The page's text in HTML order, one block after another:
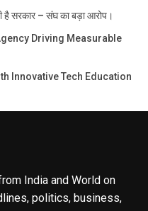
है सरकार – संघ का बड़ा आरोप।
Driving Measurable
Innovative Tech Education
India and World on
politics, business,